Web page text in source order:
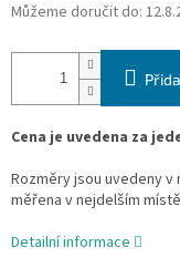
Můžeme doručit do:
Cena je uvedena za
Rozměry jsou uvedeny
měřena v nejdelším
Detailní informace